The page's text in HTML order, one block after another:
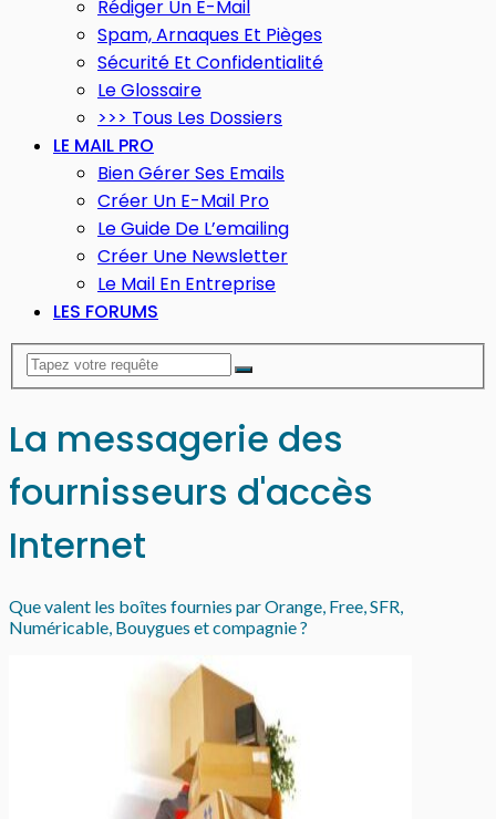
Rédiger Un E-Mail
Spam, Arnaques Et Pièges
Sécurité Et Confidentialité
Le Glossaire
>>> Tous Les Dossiers
LE MAIL PRO
Bien Gérer Ses Emails
Créer Un E-Mail Pro
Le Guide De L’emailing
Créer Une Newsletter
Le Mail En Entreprise
LES FORUMS
La messagerie des
fournisseurs d'accès
Internet
Que valent les boîtes fournies par Orange, Free, SFR,
Numéricable, Bouygues et compagnie ?